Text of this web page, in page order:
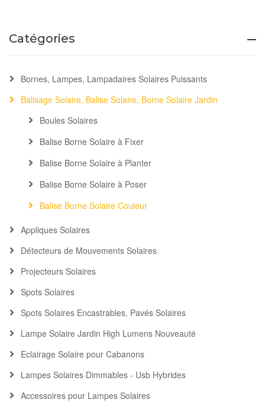
Catégories
Bornes, Lampes, Lampadaires Solaires Puissants
Balisage Solaire, Balise Solaire, Borne Solaire Jardin
Boules Solaires
Balise Borne Solaire à Fixer
Balise Borne Solaire à Planter
Balise Borne Solaire à Poser
Balise Borne Solaire Couleur
Appliques Solaires
Détecteurs de Mouvements Solaires
Projecteurs Solaires
Spots Solaires
Spots Solaires Encastrables, Pavés Solaires
Lampe Solaire Jardin High Lumens Nouveauté
Eclairage Solaire pour Cabanons
Lampes Solaires Dimmables - Usb Hybrides
Accessoires pour Lampes Solaires